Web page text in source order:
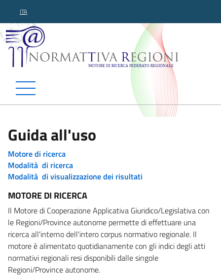
ITA
Normattiva Regioni -
Guida all'uso
Motore di ricerca
Modalità di ricerca
Modalità di visualizzazione dei risultati
MOTORE DI RICERCA
Il Motore di Cooperazione Applicativa Giuridico/Legislativa con
le Regioni/Province autonome permette di effettuare una
ricerca all'interno dell'intero corpus normativo regionale. Il
motore è alimentato quotidianamente con gli indici degli atti
normativi regionali resi disponibili dalle singole
Regioni/Province autonome.